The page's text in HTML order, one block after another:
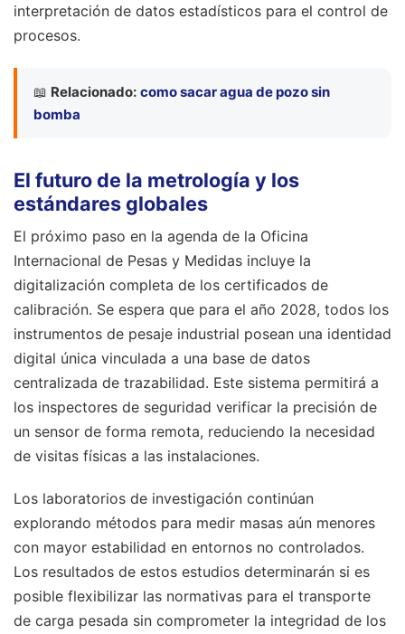
interpretación de datos estadísticos para el control de
procesos.
📖 Relacionado: como sacar agua de pozo sin
bomba
El futuro de la metrología y los
estándares globales
El próximo paso en la agenda de la Oficina
Internacional de Pesas y Medidas incluye la
digitalización completa de los certificados de
calibración. Se espera que para el año 2028, todos los
instrumentos de pesaje industrial posean una identidad
digital única vinculada a una base de datos
centralizada de trazabilidad. Este sistema permitirá a
los inspectores de seguridad verificar la precisión de
un sensor de forma remota, reduciendo la necesidad
de visitas físicas a las instalaciones.
Los laboratorios de investigación continúan
explorando métodos para medir masas aún menores
con mayor estabilidad en entornos no controlados.
Los resultados de estos estudios determinarán si es
posible flexibilizar las normativas para el transporte
de carga pesada sin comprometer la integridad de los